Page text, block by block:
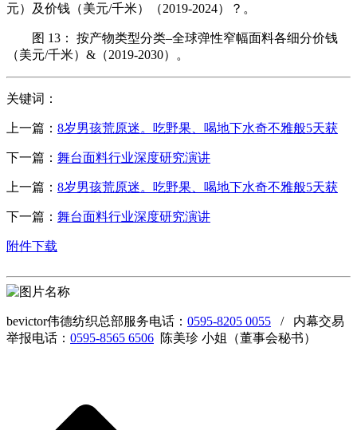
元）及价钱（美元/千米）（2019-2024）？。
图 13： 按产物类型分类–全球弹性窄幅面料各细分价钱
（美元/千米）&（2019-2030）。
关键词：
上一篇： 8岁男孩荒原迷。吃野果、喝地下水奇不雅般5天获
下一篇： 舞台面料行业深度研究演讲
上一篇： 8岁男孩荒原迷。吃野果、喝地下水奇不雅般5天获
下一篇： 舞台面料行业深度研究演讲
附件下载
bevictor伟德纺织总部服务电话： 0595-8205 0055 / 内幕交易
举报电话： 0595-8565 6506 陈美珍 小姐（董事会秘书）